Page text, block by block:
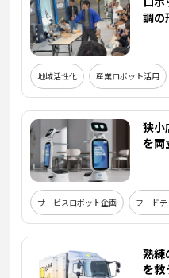
調の
地域活性化 産業ロボット活用
狭小
を両
サービスロボット企画 フード
熟練
を救